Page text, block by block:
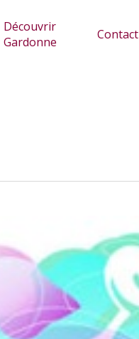
Découvrir
Gardonne
Contact